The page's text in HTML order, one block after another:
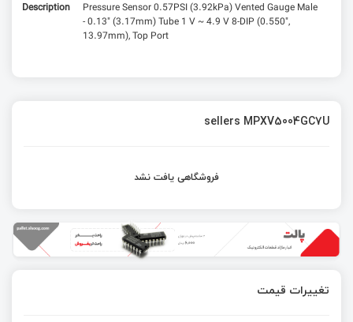
Description
Pressure Sensor 0.57PSI (3.92kPa) Vented Gauge Male
- 0.13" (3.17mm) Tube 1 V ~ 4.9 V 8-DIP (0.550",
13.97mm), Top Port
sellers MPXV5004GC7U
فروشگاهی یافت نشد
تغییرات قیمت